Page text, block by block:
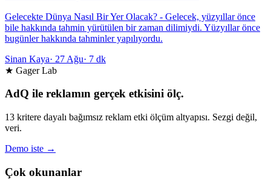
Gelecekte Dünya Nasıl Bir Yer Olacak? - Gelecek, yüzyıllar önce
bile hakkında tahmin yürütülen bir zaman dilimiydi. Yüzyıllar önce
bugünler hakkında tahminler yapılıyordu.
Sinan Kaya· 27 Ağu· 7 dk
★ Gager Lab
AdQ ile reklamın gerçek etkisini ölç.
13 kritere dayalı bağımsız reklam etki ölçüm altyapısı. Sezgi değil,
veri.
Demo iste →
Çok okunanlar